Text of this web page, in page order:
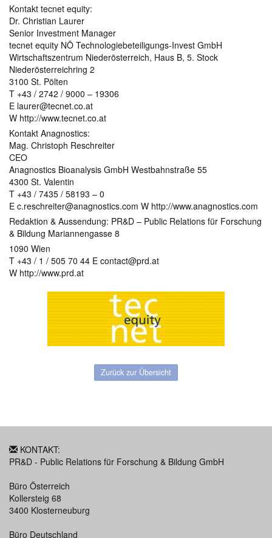
Kontakt tecnet equity:
Dr. Christian Laurer
Senior Investment Manager
tecnet equity NÖ Technologiebeteiligungs-Invest GmbH
Wirtschaftszentrum Niederösterreich, Haus B, 5. Stock
Niederösterreichring 2
3100 St. Pölten
T +43 / 2742 / 9000 – 19306
E laurer@tecnet.co.at
W http://www.tecnet.co.at
Kontakt Anagnostics:
Mag. Christoph Reschreiter
CEO
Anagnostics Bioanalysis GmbH Westbahnstraße 55
4300 St. Valentin
T +43 / 7435 / 58193 – 0
E c.reschreiter@anagnostics.com W http://www.anagnostics.com
Redaktion & Aussendung: PR&D – Public Relations für Forschung
& Bildung Mariannengasse 8
1090 Wien
T +43 / 1 / 505 70 44 E contact@prd.at
W http://www.prd.at
Zurück zur Übersicht
KONTAKT:
PR&D - Public Relations für Forschung & Bildung GmbH
Büro Österreich
Kollersteig 68
3400 Klosterneuburg
Büro Deutschland